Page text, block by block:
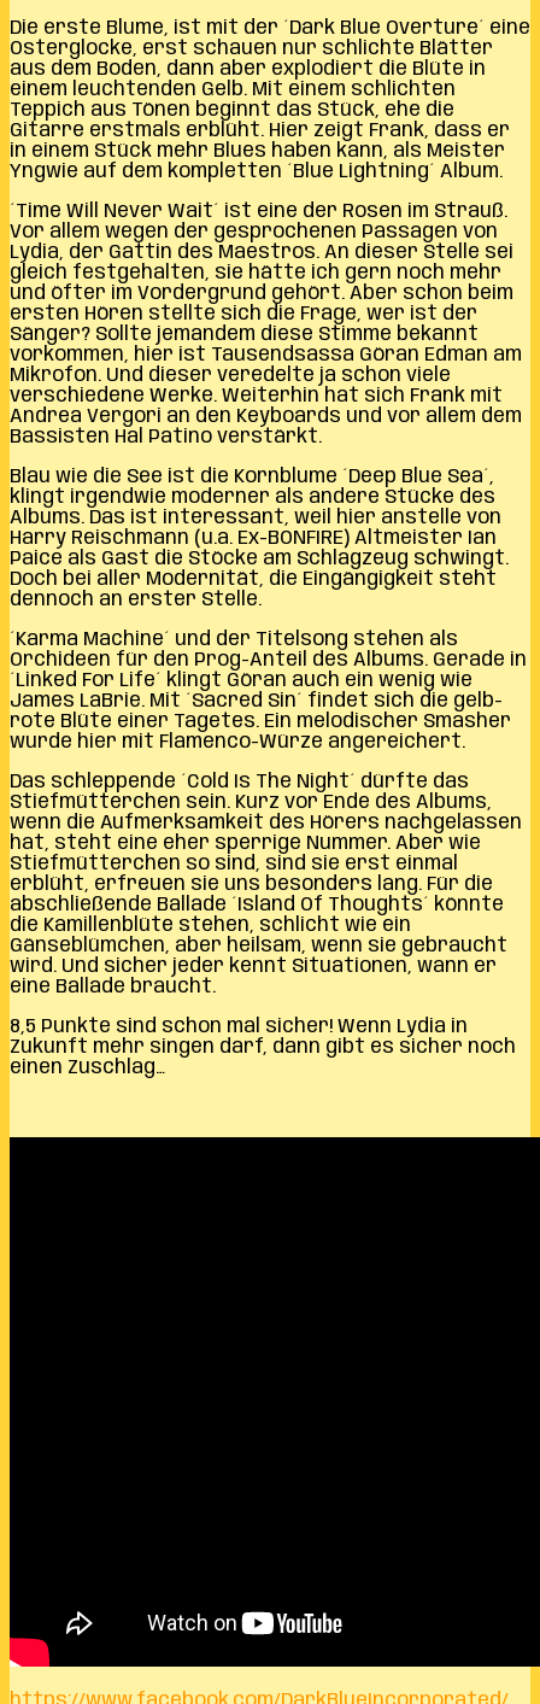
Die erste Blume, ist mit der ´Dark Blue Overture´ eine
Osterglocke, erst schauen nur schlichte Blätter
aus dem Boden, dann aber explodiert die Blüte in
einem leuchtenden Gelb. Mit einem schlichten
Teppich aus Tönen beginnt das Stück, ehe die
Gitarre erstmals erblüht. Hier zeigt Frank, dass er
in einem Stück mehr Blues haben kann, als Meister
Yngwie auf dem kompletten ´Blue Lightning´ Album.
´Time Will Never Wait´ ist eine der Rosen im Strauß.
Vor allem wegen der gesprochenen Passagen von
Lydia, der Gattin des Maestros. An dieser Stelle sei
gleich festgehalten, sie hätte ich gern noch mehr
und öfter im Vordergrund gehört. Aber schon beim
ersten Hören stellte sich die Frage, wer ist der
Sänger? Sollte jemandem diese Stimme bekannt
vorkommen, hier ist Tausendsassa Göran Edman am
Mikrofon. Und dieser veredelte ja schon viele
verschiedene Werke. Weiterhin hat sich Frank mit
Andrea Vergori an den Keyboards und vor allem dem
Bassisten Hal Patino verstärkt.
Blau wie die See ist die Kornblume ´Deep Blue Sea´,
klingt irgendwie moderner als andere Stücke des
Albums. Das ist interessant, weil hier anstelle von
Harry Reischmann (u.a. Ex-BONFIRE) Altmeister Ian
Paice als Gast die Stöcke am Schlagzeug schwingt.
Doch bei aller Modernität, die Eingängigkeit steht
dennoch an erster Stelle.
´Karma Machine´ und der Titelsong stehen als
Orchideen für den Prog-Anteil des Albums. Gerade in
´Linked For Life´ klingt Göran auch ein wenig wie
James LaBrie. Mit ´Sacred Sin´ findet sich die gelb-
rote Blüte einer Tagetes. Ein melodischer Smasher
wurde hier mit Flamenco-Würze angereichert.
Das schleppende ´Cold Is The Night´ dürfte das
Stiefmütterchen sein. Kurz vor Ende des Albums,
wenn die Aufmerksamkeit des Hörers nachgelassen
hat, steht eine eher sperrige Nummer. Aber wie
Stiefmütterchen so sind, sind sie erst einmal
erblüht, erfreuen sie uns besonders lang. Für die
abschließende Ballade ´Island Of Thoughts´ könnte
die Kamillenblüte stehen, schlicht wie ein
Gänseblümchen, aber heilsam, wenn sie gebraucht
wird. Und sicher jeder kennt Situationen, wann er
eine Ballade braucht.
8,5 Punkte sind schon mal sicher! Wenn Lydia in
Zukunft mehr singen darf, dann gibt es sicher noch
einen Zuschlag…